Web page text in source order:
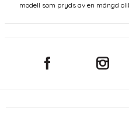
modell som pryds av en mängd